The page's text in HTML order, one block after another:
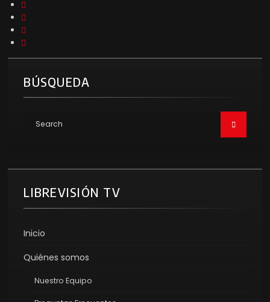
BÚSQUEDA
LIBREVISIÓN TV
Inicio
Quiénes somos
Nuestro Equipo